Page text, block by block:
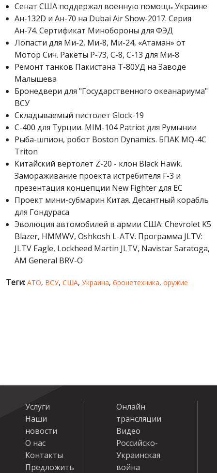
Сенат США поддержал военную помощь Украине
Ан-132D и Ан-70 на Dubai Air Show-2017. Серия
Ан-74. Сертификат Минобороны для ФЭД
Лопасти для Ми-2, Ми-8, Ми-24, «Атаман» от
Мотор Сич. Ракеты Р-73, С-8, С-13 для Ми-8
Ремонт танков Пакистана Т-80УД на Заводе
Малышева
Бронедвери для "Государственного океанариума"
ВСУ
Складываемый пистолет Glock-19
С-400 для Турции. MIM-104 Patriot для Румынии
Рыба-шпион, робот Boston Dynamics. БПАК MQ-4C
Triton
Китайский вертолет Z-20 - клон Black Hawk.
Замораживание проекта истребителя F-3 и
презентация концепции New Fighter для ЕС
Проект мини-субмарин Китая. Десантный корабль
для Гондураса
Эволюция автомобилей в армии США: Chevrolet K5
Blazer, HMMWV, Oshkosh L-ATV. Программа JLTV:
JLTV Eagle, Lockheed Martin JLTV, Navistar Saratoga,
AM General BRV-O
Теги: АТО, ВСУ, США, Украина, бронетехника, оружие
Услуги
Наши
новости
О нас
Контакты
Предложить
Онлайн
трансляции
Видео
Российско-
Украинская
война